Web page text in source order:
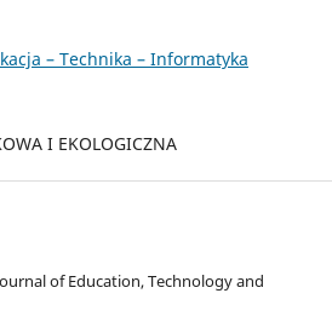
– Technika – Informatyka
I EKOLOGICZNA
of Education, Technology and